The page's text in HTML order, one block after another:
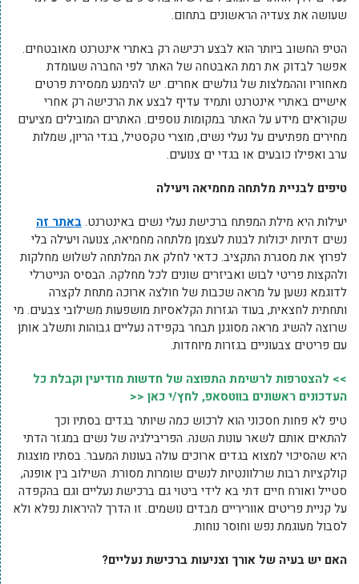
שעושה את צעדיה הראשונים בתחום.
הטיפ החשוב ביותר הוא לבצע רכישה רק באתרי אינטרנט מאובטחים.
אפשר לבדוק את רמת האבטחה של האתר לפי החברה שעומדת
מאחוריו וההמלצות של גולשים אחרים. יש להימנע ממסירת פרטים
אישיים באתרי אינטרנט ותמיד עדיף לבצע את הרכישה רק אחרי
שקוראים מידע על האתר במקומות נוספים. האתרים המובילים מציעים
מחירים מפתיעים על נעלי נשים, מוצרי טקסטיל, בגדי הריון, שמלות
ערב ואפילו כובעים או בגדי ים צנועים.
טיפים לבניית מלתחה מחמיאה ויעילה
יעילות היא מילת המפתח ברכישת נעלי נשים באינטרנט.באתר זה
נשים דתיות יכולות לבנות לעצמן מלתחה מחמיאה, צנועה ויעילה בלי
לפרוץ את מסגרת התקציב. כדאי לחלק את המלתחה לשלוש מחלקות
ולהקצות פריטי לבוש ואביזרים שונים לכל מחלקה. הבסיס הנייטרלי
לדוגמא נשען על מראה שכבות של חולצה ארוכה מתחת לקצרה
ותחתית לחצאית, בעוד הגזרות הקלאסיות מושפעות משילובי צבעים. מי
שרוצה להשיג מראה מסוגנן תבחר בקפידה נעליים גבוהות ותשלב אותן
עם פריטים צבעוניים בגזרות מיוחדות.
>> להצטרפות לרשימת התפוצה של חדשות מודיעין וקבלת כל
העדכונים ראשונים בווטסאפ, לחץ/י כאן <<
טיפ לא פחות חסכוני הוא לרכוש כמה שיותר בגדים בסתיו וכך
להתאים אותם לשאר עונות השנה. הפריבילגיה של נשים במגזר הדתי
היא שהסיכוי למצוא בגדים ארוכים עולה בעונות המעבר. בסתיו מוצגות
קולקציות רבות שרלוונטיות לנשים שומרות מסורת. השילוב בין אופנה,
סטייל ואורח חיים דתי בא לידי ביטוי גם ברכישת נעליים וגם בהקפדה
על קניית פריטים אווריריים מבדים נושמים. זו הדרך להיראות נפלא ולא
לסבול מעוגמת נפש וחוסר נוחות.
האם יש בעיה של אורך וצניעות ברכישת נעליים?